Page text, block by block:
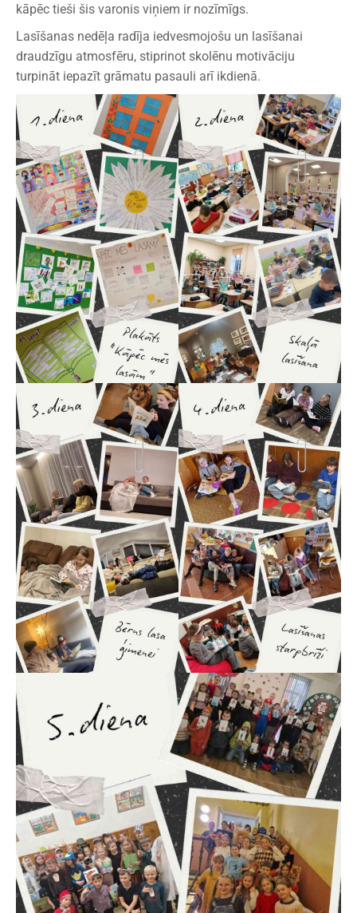
kāpēc tieši šis varonis viņiem ir nozīmīgs.
Lasīšanas nedēļa radīja iedvesmojošu un lasīšanai
draudzīgu atmosfēru, stiprinot skolēnu motivāciju
turpināt iepazīt grāmatu pasauli arī ikdienā.